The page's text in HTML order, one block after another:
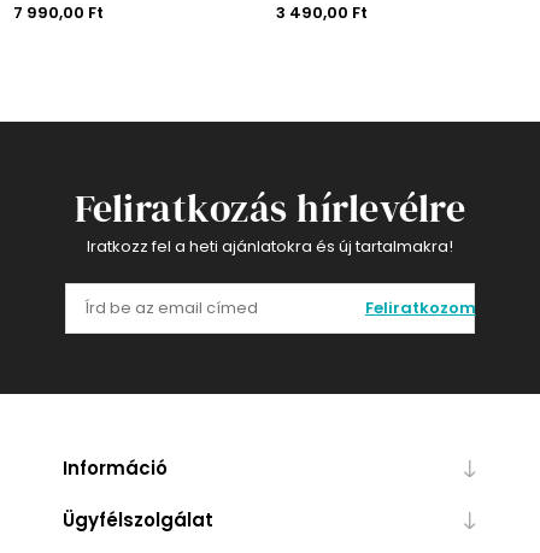
7 990,00 Ft
3 490,00 Ft
Feliratkozás hírlevélre
Iratkozz fel a heti ajánlatokra és új tartalmakra!
Feliratkozom
Információ
Ügyfélszolgálat